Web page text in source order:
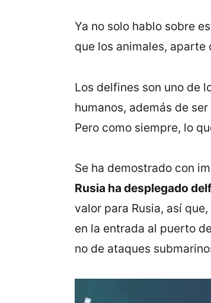
Ya no solo hablo sobre
que los animales,
Los delfines son uno de
humanos, además de
Pero como siempre, lo
Se ha demostrado con
Rusia ha desplegado
valor para Rusia, así
en la entrada al puerto
no de ataques